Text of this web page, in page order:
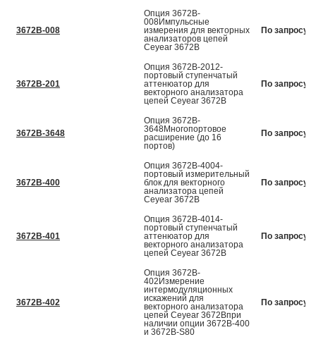
3672B-008
Опция 3672B-
008Импульсные
измерения для векторных
анализаторов цепей
Ceyear 3672В
По запросу
3672B-201
Опция 3672B-2012-
портовый ступенчатый
аттенюатор для
векторного анализатора
цепей Ceyear 3672В
По запросу
3672B-3648
Опция 3672B-
3648Многопортовое
расширение (до 16
портов)
По запросу
3672B-400
Опция 3672B-4004-
портовый измерительный
блок для векторного
анализатора цепей
Ceyear 3672В
По запросу
3672B-401
Опция 3672B-4014-
портовый ступенчатый
аттенюатор для
векторного анализатора
цепей Ceyear 3672В
По запросу
3672B-402
Опция 3672B-
402Измерение
интермодуляционных
искажений для
векторного анализатора
цепей Ceyear 3672Впри
наличии опции 3672В-400
и 3672В-S80
По запросу